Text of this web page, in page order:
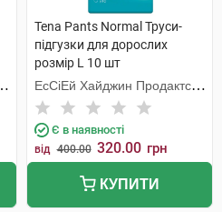
Tena Pants Normal Труси-
підгузки для дорослих
розмір L 10 шт
ЕсСіЕй Хайджин Продактс
Хугезанд
Є в наявності
від 400.00 320.00 грн
КУПИТИ